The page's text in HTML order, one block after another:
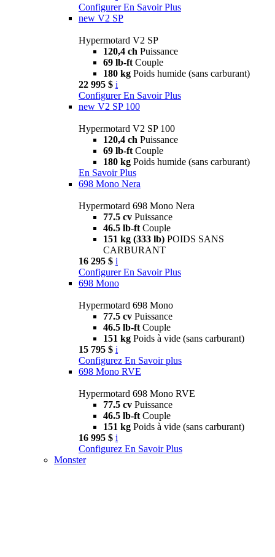
Configurer En Savoir Plus
new V2 SP
Hypermotard V2 SP
120,4 ch Puissance
69 lb-ft Couple
180 kg Poids humide (sans carburant)
22 995 $ i
Configurer En Savoir Plus
new V2 SP 100
Hypermotard V2 SP 100
120,4 ch Puissance
69 lb-ft Couple
180 kg Poids humide (sans carburant)
En Savoir Plus
698 Mono Nera
Hypermotard 698 Mono Nera
77.5 cv Puissance
46.5 lb-ft Couple
151 kg (333 lb) POIDS SANS
CARBURANT
16 295 $ i
Configurer En Savoir Plus
698 Mono
Hypermotard 698 Mono
77.5 cv Puissance
46.5 lb-ft Couple
151 kg Poids à vide (sans carburant)
15 795 $ i
Configurez En Savoir plus
698 Mono RVE
Hypermotard 698 Mono RVE
77.5 cv Puissance
46.5 lb-ft Couple
151 kg Poids à vide (sans carburant)
16 995 $ i
Configurez En Savoir Plus
Monster